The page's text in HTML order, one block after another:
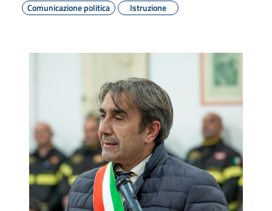
Comunicazione politica
Istruzione